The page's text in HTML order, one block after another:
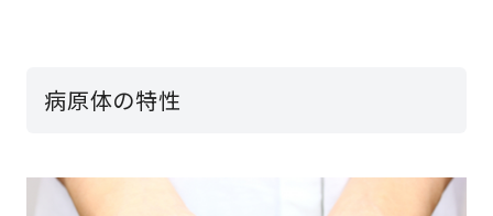
病原体の特性